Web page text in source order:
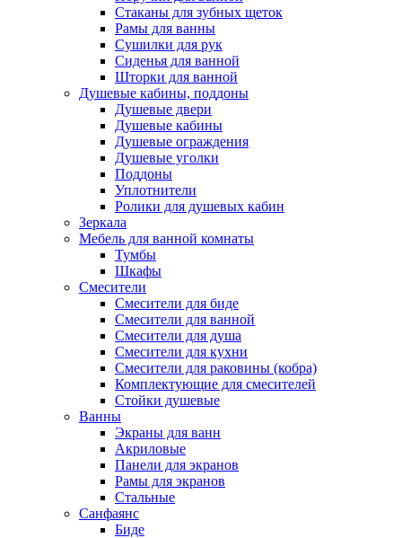
Стаканы для зубных щеток
Рамы для ванны
Сушилки для рук
Сиденья для ванной
Шторки для ванной
Душевые кабины, поддоны
Душевые двери
Душевые кабины
Душевые ограждения
Душевые уголки
Поддоны
Уплотнители
Ролики для душевых кабин
Зеркала
Мебель для ванной комнаты
Тумбы
Шкафы
Смесители
Смесители для биде
Смесители для ванной
Смесители для душа
Смесители для кухни
Смесители для раковины (кобра)
Комплектующие для смесителей
Стойки душевые
Ванны
Экраны для ванн
Акриловые
Панели для экранов
Рамы для экранов
Стальные
Санфаянс
Биде